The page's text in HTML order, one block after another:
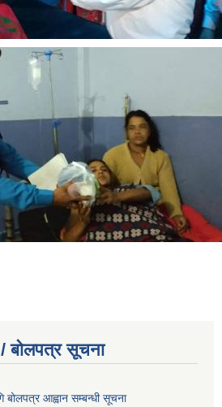
बोलपत्र सूचना
बोलपत्र आह्वान सम्बन्धी सूचना